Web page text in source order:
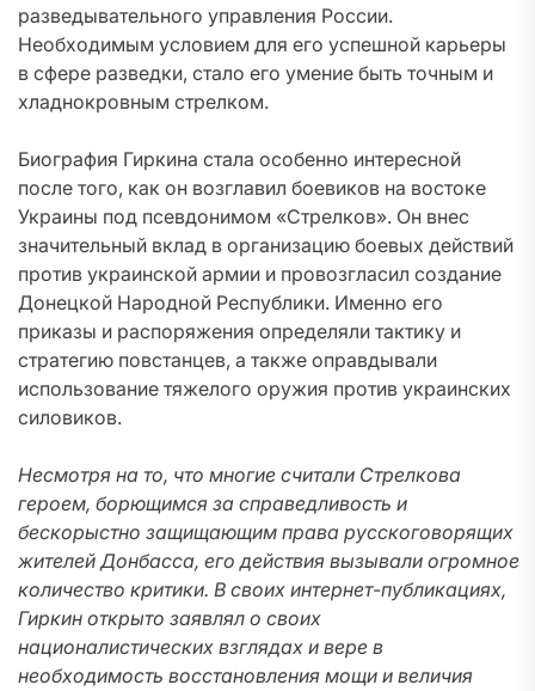
разведывательного управления России.
Необходимым условием для его успешной карьеры
в сфере разведки, стало его умение быть точным и
хладнокровным стрелком.
Биография Гиркина стала особенно интересной
после того, как он возглавил боевиков на востоке
Украины под псевдонимом «Стрелков». Он внес
значительный вклад в организацию боевых действий
против украинской армии и провозгласил создание
Донецкой Народной Республики. Именно его
приказы и распоряжения определяли тактику и
стратегию повстанцев, а также оправдывали
использование тяжелого оружия против украинских
силовиков.
Несмотря на то, что многие считали Стрелкова
героем, борющимся за справедливость и
бескорыстно защищающим права русскоговорящих
жителей Донбасса, его действия вызывали огромное
количество критики. В своих интернет-публикациях,
Гиркин открыто заявлял о своих
националистических взглядах и вере в
необходимость восстановления мощи и величия